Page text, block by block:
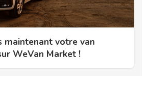
maintenant votre van
WeVan Market !